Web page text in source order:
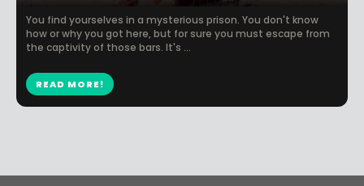
You find yourselves in a mysterious prison. You don't know
how or why you got here, but for sure you must escape from
the captivity of those bars. It's ...
READ MORE!